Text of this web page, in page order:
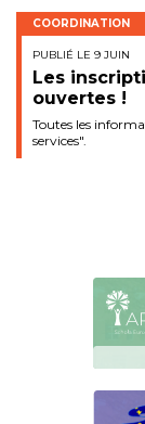
Casiers
+32 (0)2
+32 (0)2
COORDINATION
PUBLIÉ LE 9 JUIN
Les
ouvertes !
Toutes les
services".